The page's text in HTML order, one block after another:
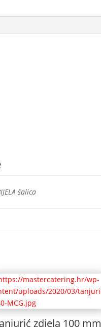
šalica
zdjela 100 mm